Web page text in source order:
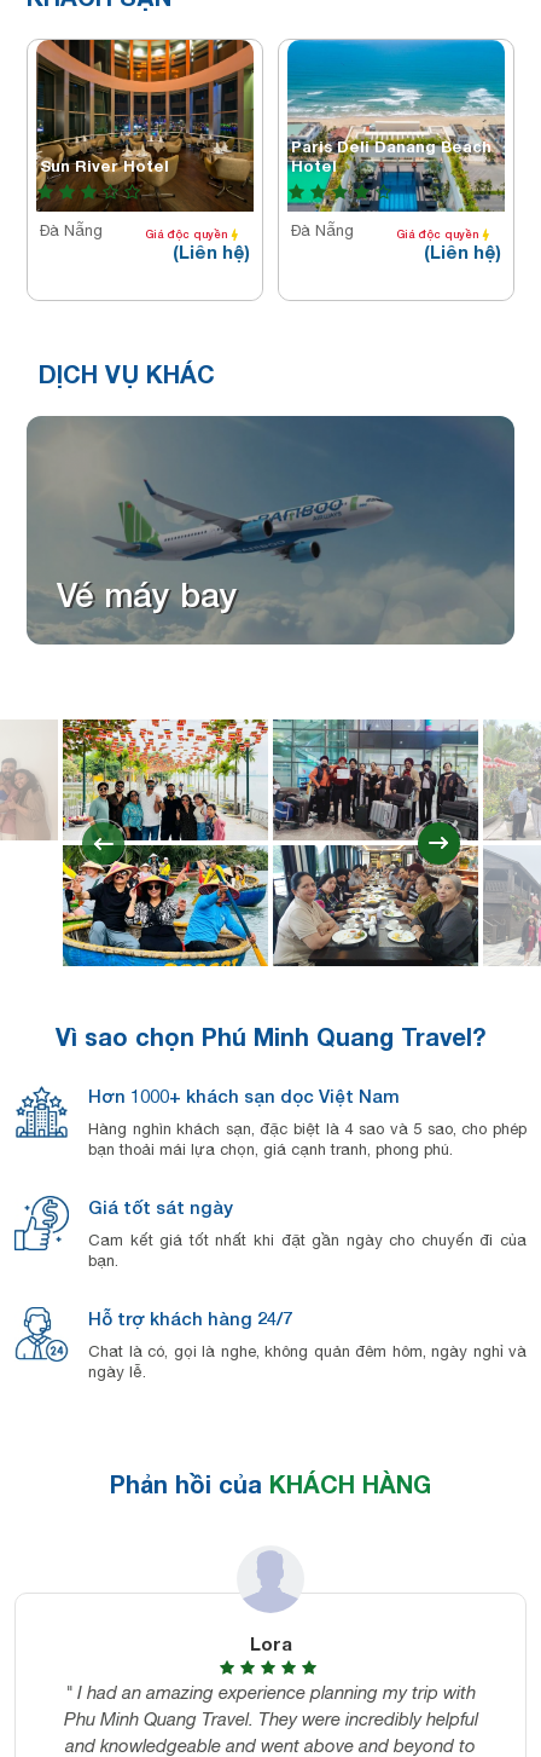
Sun River Hotel
Đà Nẵng Giá độc quyền
(Liên hệ)
Paris Deli Danang Beach
Hotel
Đà Nẵng Giá độc quyền
(Liên hệ)
DỊCH VỤ KHÁC
Vé máy bay
Vì sao chọn Phú Minh Quang Travel?
Hơn 1000+ khách sạn dọc Việt Nam
Hàng nghìn khách sạn, đặc biệt là 4 sao và 5 sao, cho phép
bạn thoải mái lựa chọn, giá cạnh tranh, phong phú.
Giá tốt sát ngày
Cam kết giá tốt nhất khi đặt gần ngày cho chuyến đi của
bạn.
Hỗ trợ khách hàng 24/7
Chat là có, gọi là nghe, không quản đêm hôm, ngày nghỉ và
ngày lễ.
Phản hồi của KHÁCH HÀNG
Lora
" I had an amazing experience planning my trip with
Phu Minh Quang Travel. They were incredibly helpful
and knowledgeable and went above and beyond to